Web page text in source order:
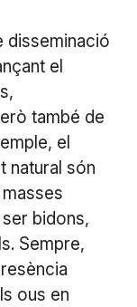
disseminació
el
també de
el
natural són
bidons,
Sempre,
ous en